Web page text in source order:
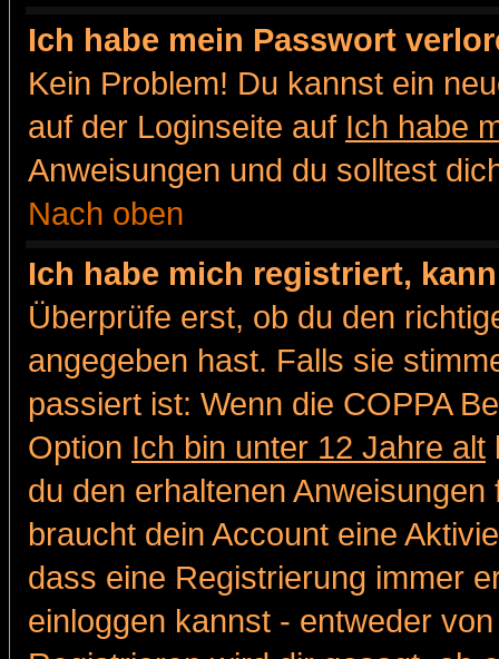
Ich habe mein Passwort
Kein Problem! Du kannst ein
auf der Loginseite auf Ich habe
Anweisungen und du solltest
Nach oben
Ich habe mich registriert,
Überprüfe erst, ob du den
angegeben hast. Falls sie
passiert ist: Wenn die COPPA
Option Ich bin unter 12 Jahre alt
du den erhaltenen
braucht dein Account eine
dass eine Registrierung immer
einloggen kannst - entweder